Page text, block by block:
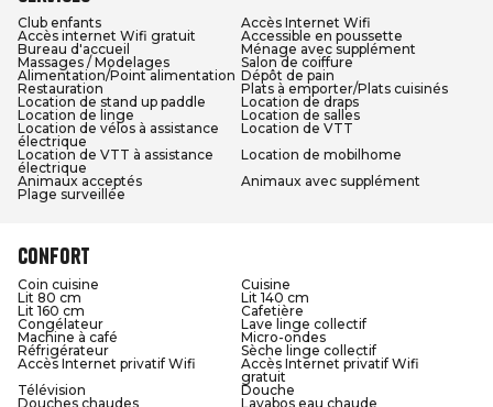
Club enfants
Accès Internet Wifi
Accès internet Wifi gratuit
Accessible en poussette
Bureau d'accueil
Ménage avec supplément
Massages / Modelages
Salon de coiffure
Alimentation/Point alimentation Dépôt de pain
Restauration
Plats à emporter/Plats cuisinés
Location de stand up paddle
Location de draps
Location de linge
Location de salles
Location de vélos à assistance
électrique
Location de VTT
Location de VTT à assistance
électrique
Location de mobilhome
Animaux acceptés
Animaux avec supplément
Plage surveillée
Confort
Coin cuisine
Cuisine
Lit 80 cm
Lit 140 cm
Lit 160 cm
Cafetière
Congélateur
Lave linge collectif
Machine à café
Micro-ondes
Réfrigérateur
Sèche linge collectif
Accès Internet privatif Wifi
Accès Internet privatif Wifi
gratuit
Télévision
Douche
Douches chaudes
Lavabos eau chaude